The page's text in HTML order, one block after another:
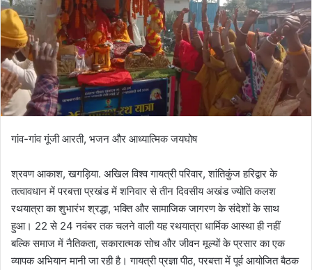
गांव-गांव गूंजी आरती, भजन और आध्यात्मिक जयघोष
श्रवण आकाश, खगड़िया. अखिल विश्व गायत्री परिवार, शांतिकुंज हरिद्वार के
तत्वावधान में परबत्ता प्रखंड में शनिवार से तीन दिवसीय अखंड ज्योति कलश
रथयात्रा का शुभारंभ श्रद्धा, भक्ति और सामाजिक जागरण के संदेशों के साथ
हुआ। 22 से 24 नवंबर तक चलने वाली यह रथयात्रा धार्मिक आस्था ही नहीं
बल्कि समाज में नैतिकता, सकारात्मक सोच और जीवन मूल्यों के प्रसार का एक
व्यापक अभियान मानी जा रही है। गायत्री प्रज्ञा पीठ, परबत्ता में पूर्व आयोजित बैठक